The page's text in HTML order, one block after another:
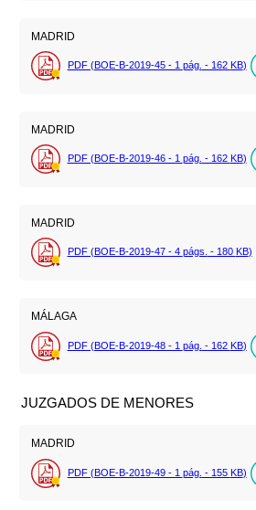
MADRID
PDF (BOE-B-2019-45 - 1 pág. - 162 KB)
MADRID
PDF (BOE-B-2019-46 - 1 pág. - 162 KB)
MADRID
PDF (BOE-B-2019-47 - 4 págs. - 180 KB)
MÁLAGA
PDF (BOE-B-2019-48 - 1 pág. - 162 KB)
JUZGADOS DE MENORES
MADRID
PDF (BOE-B-2019-49 - 1 pág. - 155 KB)